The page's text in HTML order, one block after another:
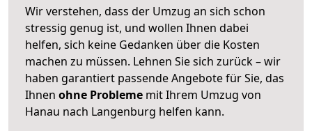
Wir verstehen, dass der Umzug an sich schon
stressig genug ist, und wollen Ihnen dabei
helfen, sich keine Gedanken über die Kosten
machen zu müssen. Lehnen Sie sich zurück – wir
haben garantiert passende Angebote für Sie, das
Ihnen ohne Probleme mit Ihrem Umzug von
Hanau nach Langenburg helfen kann.